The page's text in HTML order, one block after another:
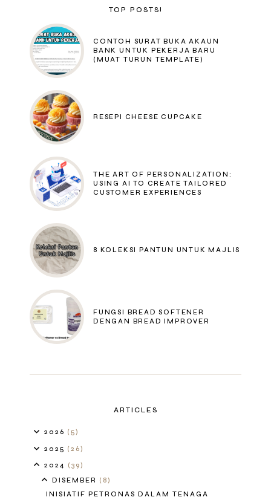
TOP POSTS!
CONTOH SURAT BUKA AKAUN
BANK UNTUK PEKERJA BARU
(MUAT TURUN TEMPLATE)
RESEPI CHEESE CUPCAKE
THE ART OF PERSONALIZATION:
USING AI TO CREATE TAILORED
CUSTOMER EXPERIENCES
8 KOLEKSI PANTUN UNTUK MAJLIS
FUNGSI BREAD SOFTENER
DENGAN BREAD IMPROVER
ARTICLES
2026 (5)
2025 (26)
2024 (39)
DISEMBER (8)
INISIATIF PETRONAS DALAM TENAGA